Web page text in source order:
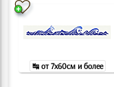
↹ от 7x60см и более